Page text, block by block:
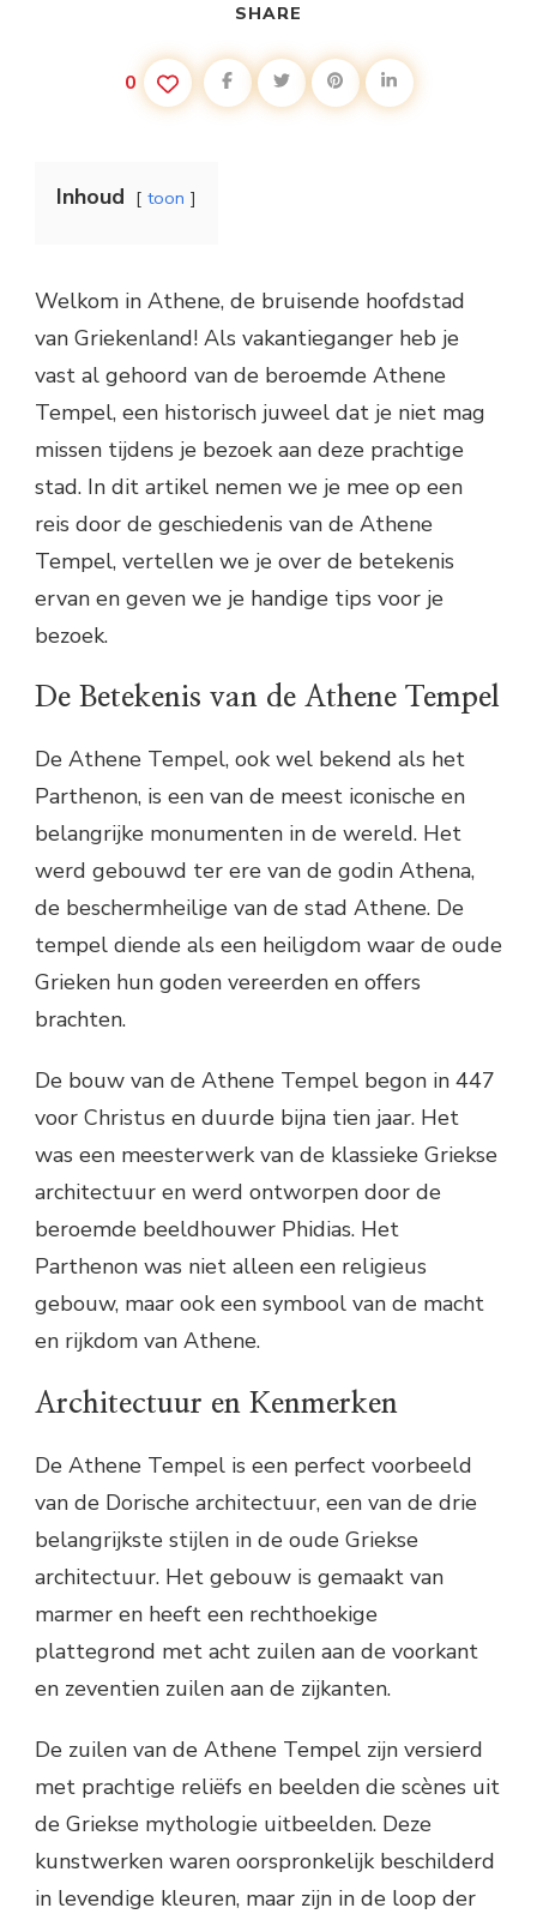
SHARE
0
Inhoud toon
Welkom in Athene, de bruisende hoofdstad
van Griekenland! Als vakantieganger heb je
vast al gehoord van de beroemde Athene
Tempel, een historisch juweel dat je niet mag
missen tijdens je bezoek aan deze prachtige
stad. In dit artikel nemen we je mee op een
reis door de geschiedenis van de Athene
Tempel, vertellen we je over de betekenis
ervan en geven we je handige tips voor je
bezoek.
De Betekenis van de Athene Tempel
De Athene Tempel, ook wel bekend als het
Parthenon, is een van de meest iconische en
belangrijke monumenten in de wereld. Het
werd gebouwd ter ere van de godin Athena,
de beschermheilige van de stad Athene. De
tempel diende als een heiligdom waar de oude
Grieken hun goden vereerden en offers
brachten.
De bouw van de Athene Tempel begon in 447
voor Christus en duurde bijna tien jaar. Het
was een meesterwerk van de klassieke Griekse
architectuur en werd ontworpen door de
beroemde beeldhouwer Phidias. Het
Parthenon was niet alleen een religieus
gebouw, maar ook een symbool van de macht
en rijkdom van Athene.
Architectuur en Kenmerken
De Athene Tempel is een perfect voorbeeld
van de Dorische architectuur, een van de drie
belangrijkste stijlen in de oude Griekse
architectuur. Het gebouw is gemaakt van
marmer en heeft een rechthoekige
plattegrond met acht zuilen aan de voorkant
en zeventien zuilen aan de zijkanten.
De zuilen van de Athene Tempel zijn versierd
met prachtige reliëfs en beelden die scènes uit
de Griekse mythologie uitbeelden. Deze
kunstwerken waren oorspronkelijk beschilderd
in levendige kleuren, maar zijn in de loop der